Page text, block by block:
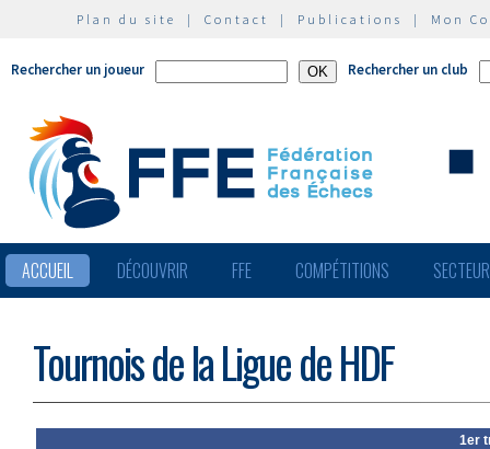
Plan du site | Contact | Publications | Mon
Rechercher un joueur Rechercher un club
ACCUEIL DÉCOUVRIR FFE COMPÉTITIONS
Tournois de la Ligue de HDF
1er